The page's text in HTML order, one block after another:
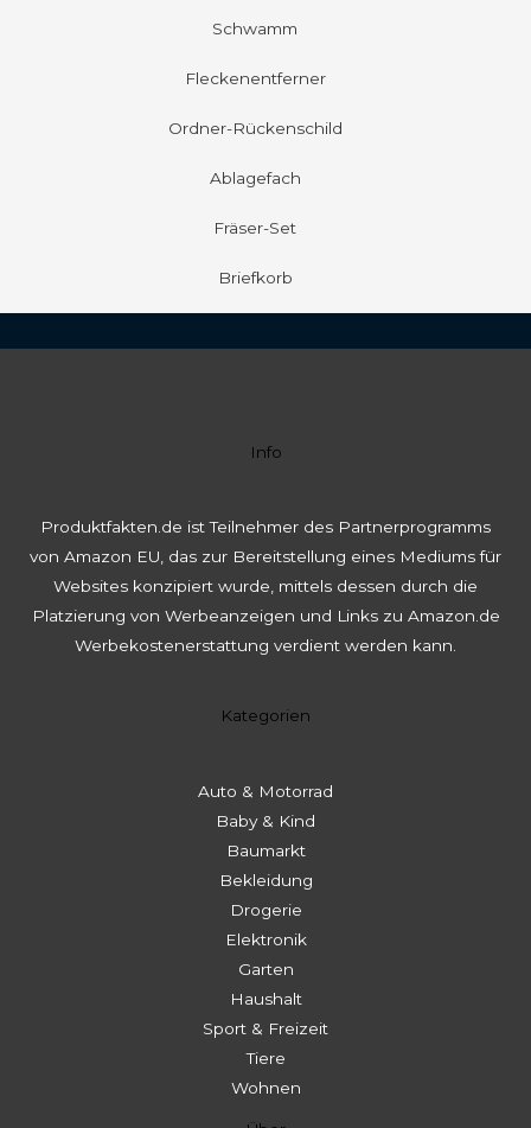
Schwamm
Fleckenentferner
Ordner-Rückenschild
Ablagefach
Fräser-Set
Briefkorb
Info
Produktfakten.de ist Teilnehmer des Partnerprogramms
von Amazon EU, das zur Bereitstellung eines Mediums für
Websites konzipiert wurde, mittels dessen durch die
Platzierung von Werbeanzeigen und Links zu Amazon.de
Werbekostenerstattung verdient werden kann.
Kategorien
Auto & Motorrad
Baby & Kind
Baumarkt
Bekleidung
Drogerie
Elektronik
Garten
Haushalt
Sport & Freizeit
Tiere
Wohnen